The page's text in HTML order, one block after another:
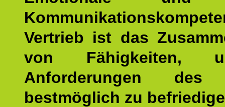
Vertrieb ist das
von Fähigkeiten,
Anforderungen des
bestmöglich zu